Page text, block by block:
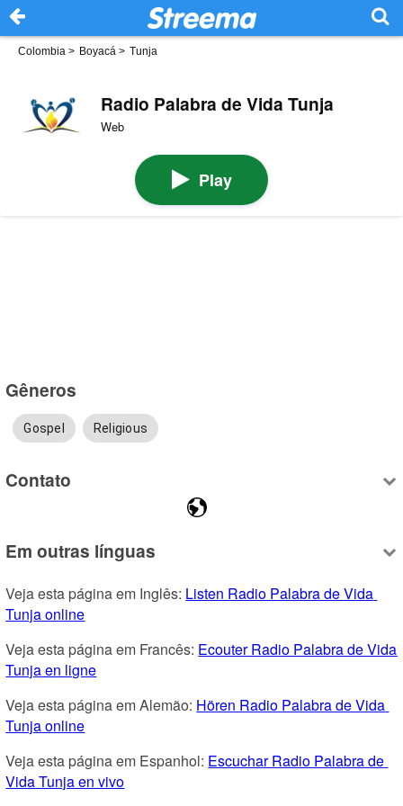
Colombia > Boyacá > Tunja
Radio Palabra de Vida Tunja
Web
Play
Gêneros
Gospel Religious
Contato
Em outras línguas
Veja esta página em Inglês: Listen Radio Palabra de Vida
Tunja online
Veja esta página em Francês: Ecouter Radio Palabra de Vida
Tunja en ligne
Veja esta página em Alemão: Hören Radio Palabra de Vida
Tunja online
Veja esta página em Espanhol: Escuchar Radio Palabra de
Vida Tunja en vivo